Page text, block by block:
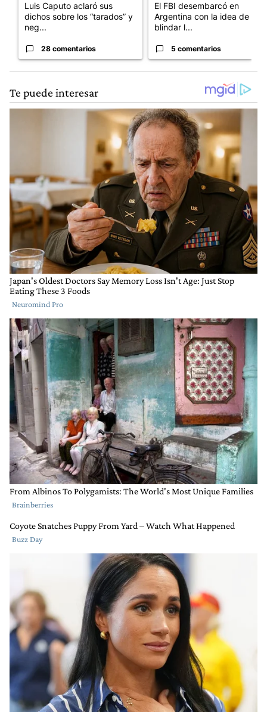
Luis Caputo aclaró sus
dichos sobre los “tarados” y
neg...
28 comentarios
El FBI desembarcó en
Argentina con la idea de
blindar l...
5 comentarios